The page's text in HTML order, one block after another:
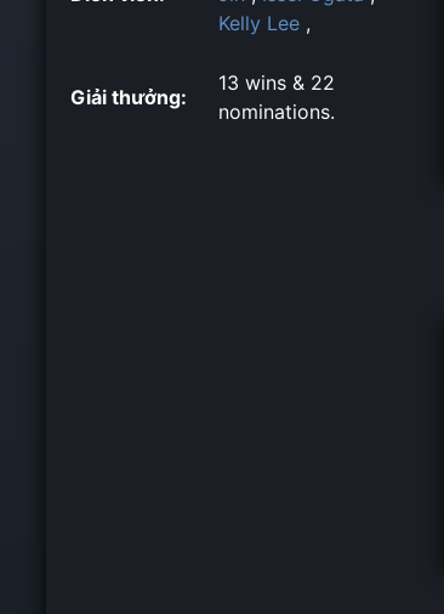
Kelly Lee ,
Giải thưởng:
13 wins & 22
nominations.